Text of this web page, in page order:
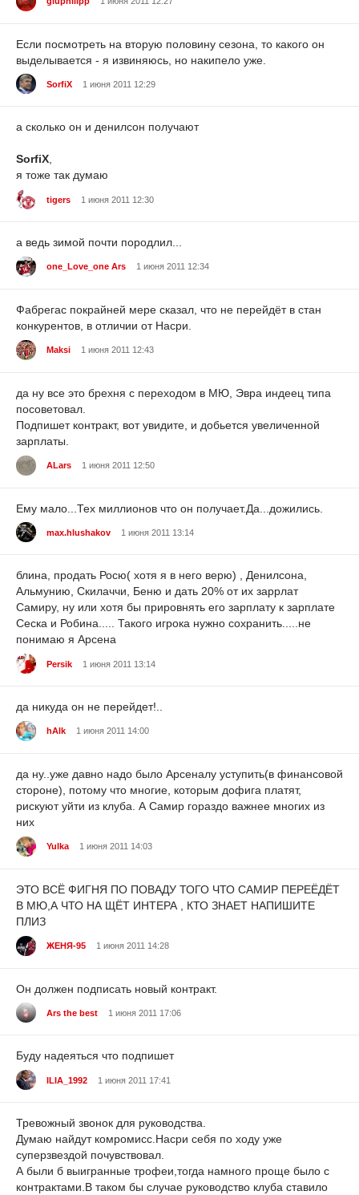
Если посмотреть на вторую половину сезона, то какого он
выделывается - я извиняюсь, но накипело уже.
SorfiX 1 июня 2011 12:29
а сколько он и денилсон получают
SorfiX,
я тоже так думаю
tigers 1 июня 2011 12:30
а ведь зимой почти породлил...
one_Love_one Ars 1 июня 2011 12:34
Фабрегас покрайней мере сказал, что не перейдёт в стан
конкурентов, в отличии от Насри.
Maksi 1 июня 2011 12:43
да ну все это брехня с переходом в МЮ, Эвра индеец типа
посоветовал.
Подпишет контракт, вот увидите, и добьется увеличенной
зарплаты.
ALars 1 июня 2011 12:50
Ему мало...Тех миллионов что он получает.Да...дожились.
max.hlushakov 1 июня 2011 13:14
блина, продать Росю( хотя я в него верю) , Денилсона,
Альмунию, Скилаччи, Беню и дать 20% от их заррлат
Самиру, ну или хотя бы прировнять его зарплату к зарплате
Сеска и Робина..... Такого игрока нужно сохранить.....не
понимаю я Арсена
Persik 1 июня 2011 13:14
да никуда он не перейдет!..
hAlk 1 июня 2011 14:00
да ну..уже давно надо было Арсеналу уступить(в финансовой
стороне), потому что многие, которым дофига платят,
рискуют уйти из клуба. А Самир гораздо важнее многих из
них
Yulka 1 июня 2011 14:03
ЭТО ВСЁ ФИГНЯ ПО ПОВАДУ ТОГО ЧТО САМИР ПЕРЕЁДЁТ
В МЮ,А ЧТО НА ЩЁТ ИНТЕРА , КТО ЗНАЕТ НАПИШИТЕ
ПЛИЗ
ЖЕНЯ-95 1 июня 2011 14:28
Он должен подписать новый контракт.
Ars the best 1 июня 2011 17:06
Буду надеяться что подпишет
ILIA_1992 1 июня 2011 17:41
Тревожный звонок для руководства.
Думаю найдут комромисс.Насри себя по ходу уже
суперзвездой почувствовал.
А были б выигранные трофеи,тогда намного проще было с
контрактами.В таком бы случае руководство клуба ставило